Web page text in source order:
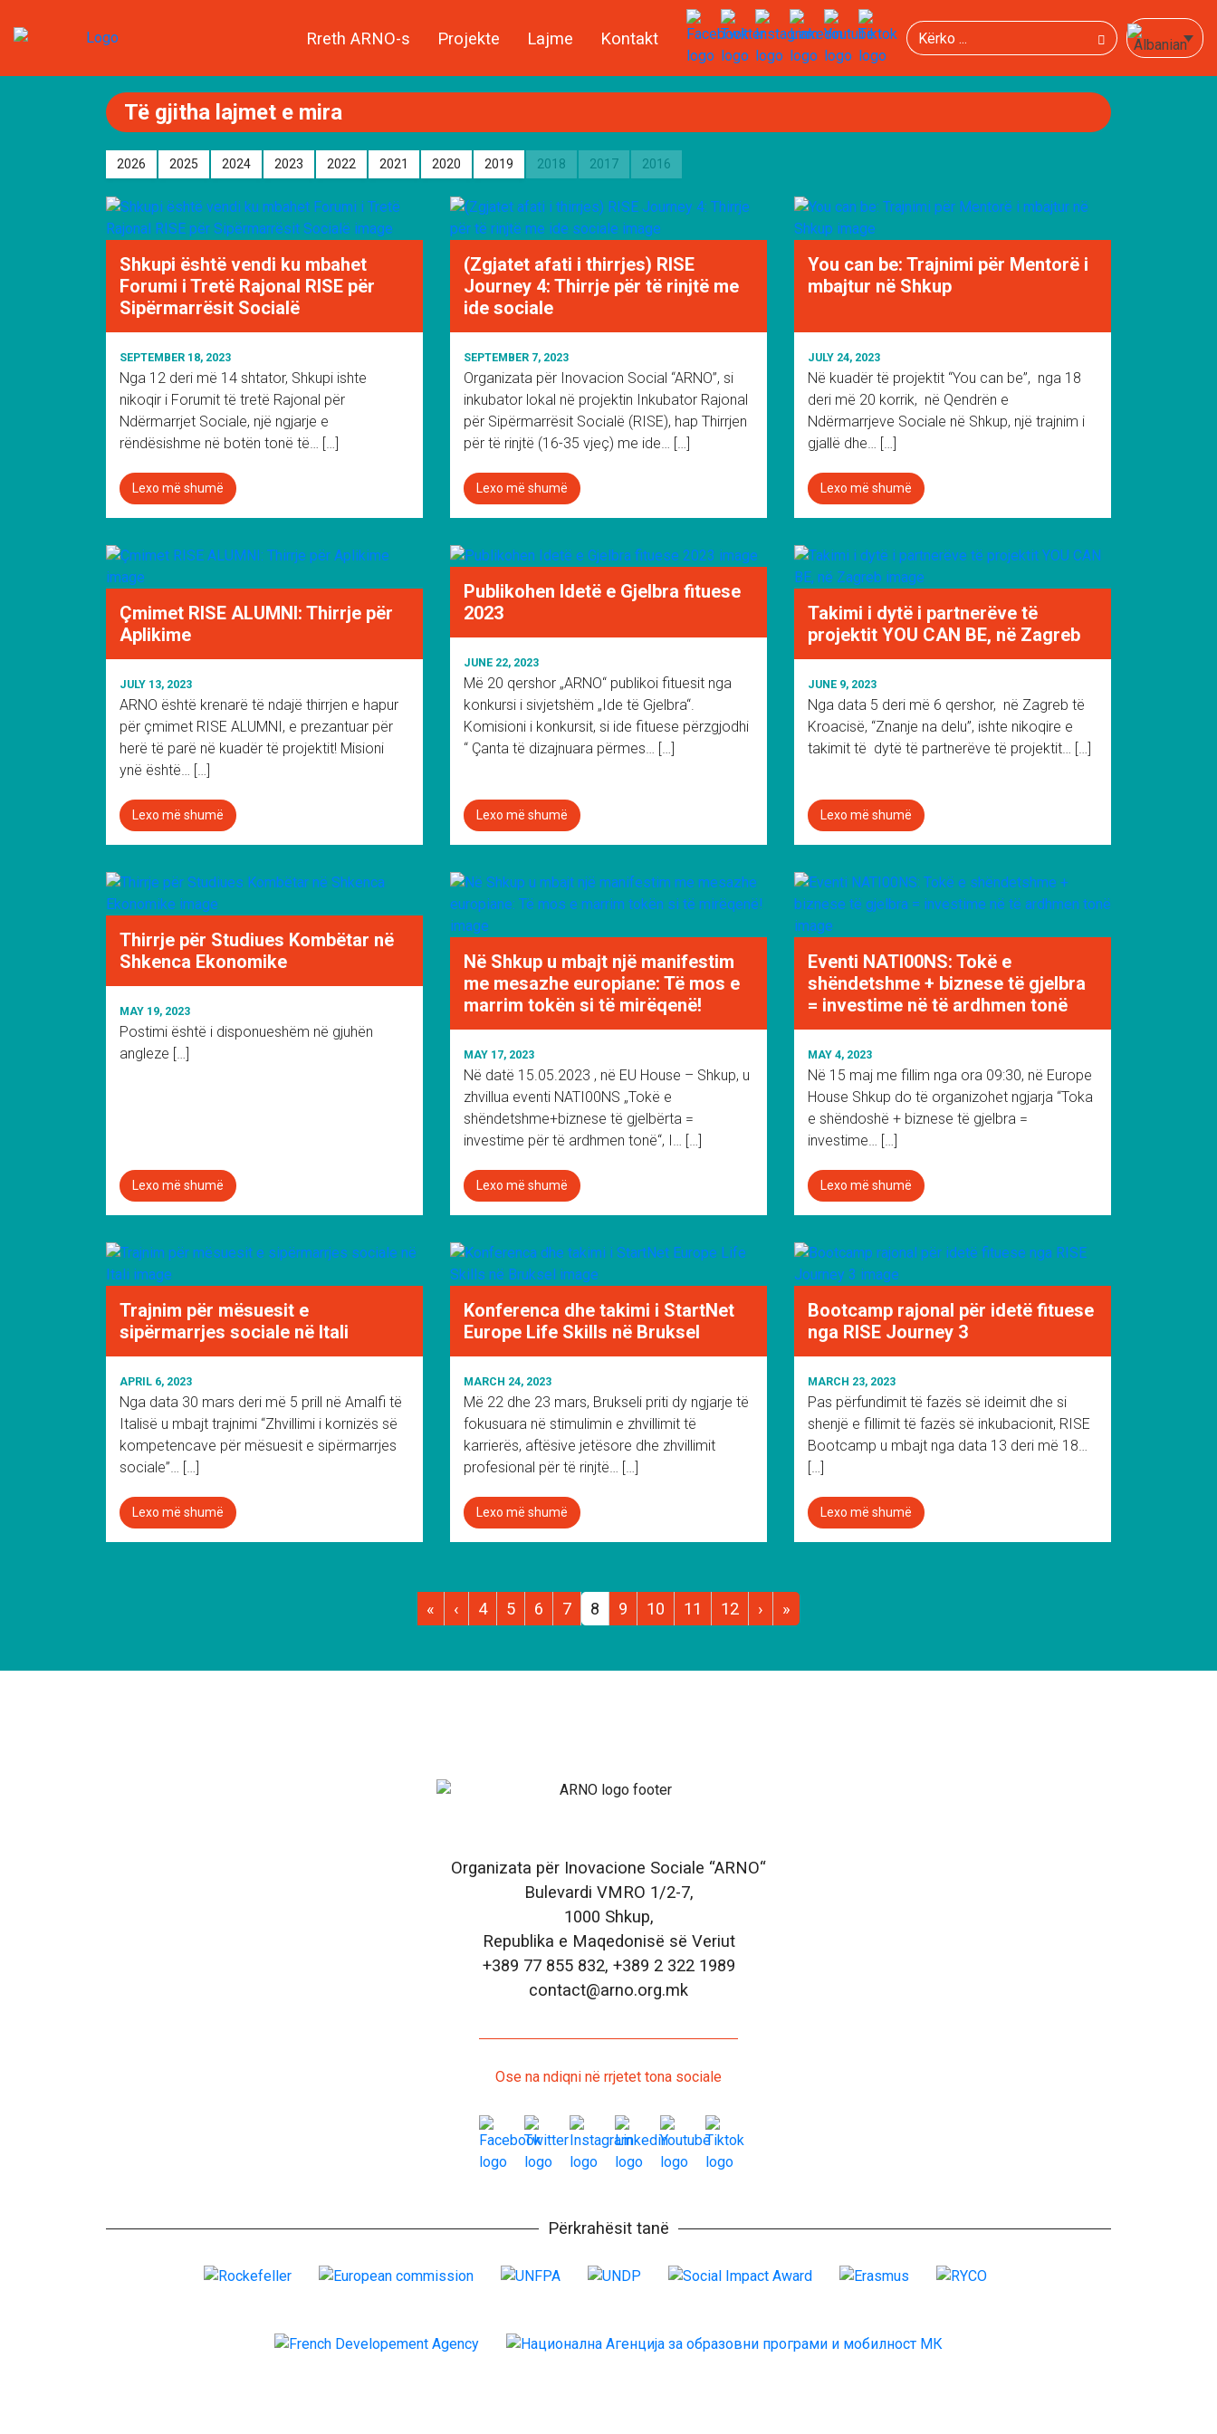
Rreth ARNO-s Projekte Lajme Kontakt
Të gjitha lajmet e mira
2026 2025 2024 2023 2022 2021 2020 2019 2018 2017 2016
Shkupi është vendi ku mbahet
Forumi i Tretë Rajonal RISE për
Sipërmarrësit Socialë
SEPTEMBER 18, 2023
Nga 12 deri më 14 shtator, Shkupi ishte
nikoqir i Forumit të tretë Rajonal për
Ndërmarrjet Sociale, një ngjarje e
rëndësishme në botën tonë të… […]
Lexo më shumë
(Zgjatet afati i thirrjes) RISE
Journey 4: Thirrje për të rinjtë me
ide sociale
SEPTEMBER 7, 2023
Organizata për Inovacion Social “ARNO”, si
inkubator lokal në projektin Inkubator Rajonal
për Sipërmarrësit Socialë (RISE), hap Thirrjen
për të rinjtë (16-35 vjeç) me ide… […]
Lexo më shumë
You can be: Trajnimi për Mentorë i
mbajtur në Shkup
JULY 24, 2023
Në kuadër të projektit “You can be”, nga 18
deri më 20 korrik, në Qendrën e
Ndërmarrjeve Sociale në Shkup, një trajnim i
gjallë dhe… […]
Lexo më shumë
Çmimet RISE ALUMNI: Thirrje për
Aplikime
JULY 13, 2023
ARNO është krenarë të ndajë thirrjen e hapur
për çmimet RISE ALUMNI, e prezantuar për
herë të parë në kuadër të projektit! Misioni
ynë është… […]
Lexo më shumë
Publikohen Idetë e Gjelbra fituese
2023
JUNE 22, 2023
Më 20 qershor „ARNO“ publikoi fituesit nga
konkursi i sivjetshëm „Ide të Gjelbra“.
Komisioni i konkursit, si ide fituese përzgjodhi
“ Çanta të dizajnuara përmes… […]
Lexo më shumë
Takimi i dytë i partnerëve të
projektit YOU CAN BE, në Zagreb
JUNE 9, 2023
Nga data 5 deri më 6 qershor, në Zagreb të
Kroacisë, “Znanje na delu”, ishte nikoqire e
takimit të dytë të partnerëve të projektit… […]
Lexo më shumë
Thirrje për Studiues Kombëtar në
Shkenca Ekonomike
MAY 19, 2023
Postimi është i disponueshëm në gjuhën
angleze […]
Lexo më shumë
Në Shkup u mbajt një manifestim
me mesazhe europiane: Të mos e
marrim tokën si të mirëqenë!
MAY 17, 2023
Në datë 15.05.2023 , në EU House – Shkup, u
zhvillua eventi NATI00NS „Tokë e
shëndetshme+biznese të gjelbërta =
investime për të ardhmen tonë“, I… […]
Lexo më shumë
Eventi NATI00NS: Tokë e
shëndetshme + biznese të gjelbra
= investime në të ardhmen tonë
MAY 4, 2023
Në 15 maj me fillim nga ora 09:30, në Europe
House Shkup do të organizohet ngjarja “Toka
e shëndoshë + biznese të gjelbra =
investime… […]
Lexo më shumë
Trajnim për mësuesit e
sipërmarrjes sociale në Itali
APRIL 6, 2023
Nga data 30 mars deri më 5 prill në Amalfi të
Italisë u mbajt trajnimi “Zhvillimi i kornizës së
kompetencave për mësuesit e sipërmarrjes
sociale”… […]
Lexo më shumë
Konferenca dhe takimi i StartNet
Europe Life Skills në Bruksel
MARCH 24, 2023
Më 22 dhe 23 mars, Brukseli priti dy ngjarje të
fokusuara në stimulimin e zhvillimit të
karrierës, aftësive jetësore dhe zhvillimit
profesional për të rinjtë… […]
Lexo më shumë
Bootcamp rajonal për idetë fituese
nga RISE Journey 3
MARCH 23, 2023
Pas përfundimit të fazës së ideimit dhe si
shenjë e fillimit të fazës së inkubacionit, RISE
Bootcamp u mbajt nga data 13 deri më 18…
[…]
Lexo më shumë
« ‹ 4 5 6 7 8 9 10 11 12 › »
Organizata për Inovacione Sociale “ARNO“
Bulevardi VMRO 1/2-7,
1000 Shkup,
Republika e Maqedonisë së Veriut
+389 77 855 832, +389 2 322 1989
contact@arno.org.mk
Ose na ndiqni në rrjetet tona sociale
Përkrahësit tanë